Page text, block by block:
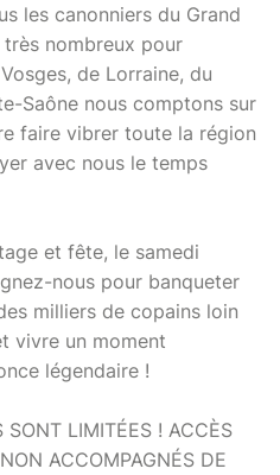
les canonniers du Grand
nombreux pour
de Lorraine, du
Saône nous comptons sur
faire vibrer toute la région
avec nous le temps
et fête, le samedi
nous pour banqueter
milliers de copains loin
vivre un moment
légendaire !
SONT LIMITÉES ! ACCÈS
ACCOMPAGNÉS DE